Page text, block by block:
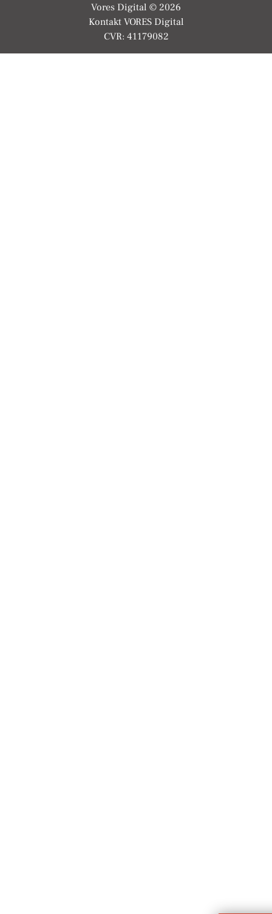
Vores Digital © 2026
Kontakt VORES Digital
CVR: 41179082